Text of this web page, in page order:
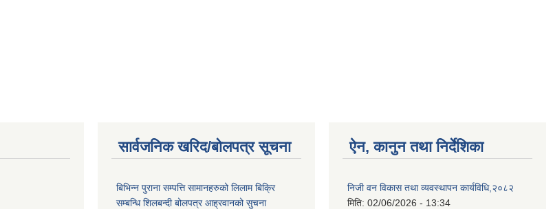
सार्वजनिक खरिद/बोलपत्र सूचना
बिभिन्न पुराना सम्पत्ति सामानहरुको लिलाम बिक्रि
सम्बन्धि शिलबन्दी बोलपत्र आह्रवानको सुचना
ऐन, कानुन तथा निर्देशिका
निजी वन विकास तथा व्यवस्थापन कार्यविधि,२०८२
मिति: 02/06/2026 - 13:34